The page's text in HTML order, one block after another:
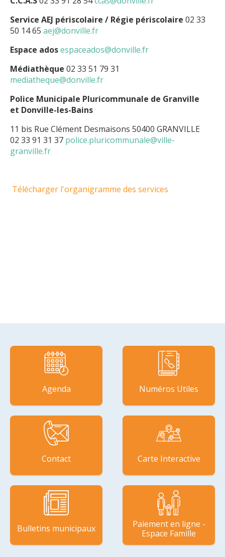
Service AEJ périscolaire / Régie périscolaire 02 33
50 14 65 aej@donville.fr
Espace adosespaceados@donville.fr
Médiathèque 02 33 51 79 31
mediatheque@donville.fr
Police Municipale Pluricommunale de Granville
et Donville-les-Bains
11 bis Rue Clément Desmaisons 50400 GRANVILLE
02 33 91 31 37 police.pluricommunale@ville-
granville.fr
Télécharger l'organigramme des services
Agenda Numéros Utiles
Contact Carte Interactive
Bulletins municipaux
Paiement en ligne -
Espace Famille